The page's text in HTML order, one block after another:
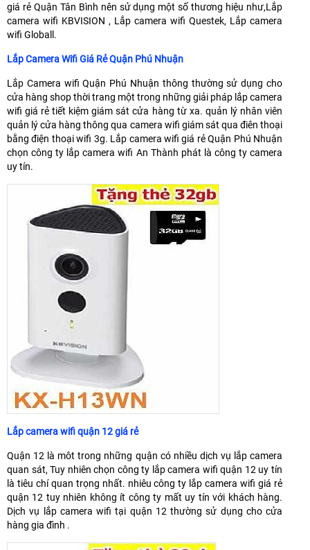
giá rẻ Quận Tân Bình nên sử dụng một số thương hiệu như,Lắp
camera wifi KBVISION , Lắp camera wifi Questek, Lắp camera
wifi Globall.
Lắp Camera Wifi Giá Rẻ Quận Phú Nhuận
Lắp Camera wifi Quận Phú Nhuận thông thường sử dụng cho
cửa hàng shop thời trang một trong những giải pháp lắp camera
wifi giá rẻ tiết kiệm giám sát cửa hàng từ xa. quản lý nhân viên
quản lý cửa hàng thông qua camera wifi giám sát qua điên thoại
bằng điện thoại wifi 3g. Lắp camera wifi giá rẻ Quận Phú Nhuận
chọn công ty lắp camera wifi An Thành phát là công ty camera
uy tín.
Lắp camera wifi quận 12 giá rẻ
Quận 12 là môt trong những quận có nhiều dịch vụ lắp camera
quan sát, Tuy nhiên chọn công ty lắp camera wifi quận 12 uy tín
là tiêu chí quan trọng nhất. nhiêu công ty lắp camera wifi giá rẻ
quận 12 tuy nhiên không ít công ty mất uy tín với khách hàng.
Dịch vụ lắp camera wifi tại quận 12 thường sử dụng cho cửa
hàng gia đình .